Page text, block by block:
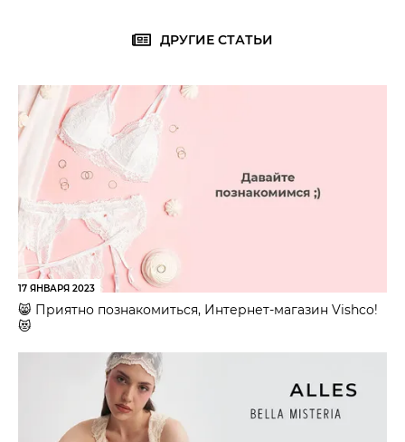
ДРУГИЕ СТАТЬИ
17 ЯНВАРЯ 2023
😸 Приятно познакомиться, Интернет-магазин Vishco!
😻